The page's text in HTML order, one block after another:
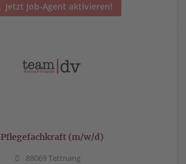
Jetzt Job-Agent aktivieren!
Pflegefachkraft (m/w/d)
88069 Tettnang